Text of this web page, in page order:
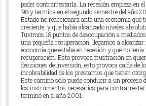
poder contrarrestarla. La recesión empieza en
‘98 y termina en el segundo semestre del año
Estado no reaccionara ante una economía que
creciente, y que había alcanzado niveles
Tuvimos 18 puntos de desocupación a
una pequeña recuperación, llegamos a alcanzar
economía que estaba en recesión y que no
recuperación. Esto provoca frustración en
decisiones de inversión, esto provoca caída de
incobrabilidad de los préstamos que tienen
Este camino sólo puede conducir a un proceso
los instrumentos necesarios para
terminó en el año 2001.